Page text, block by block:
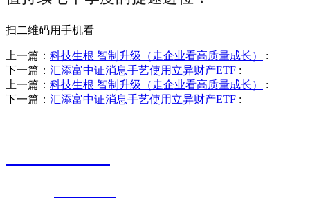
扫二维码用手机看
上一篇： 科技生根 智制升级（走企业看高质量成长）
:
下一篇： 汇添富中证消息手艺使用立异财产ETF :
上一篇： 科技生根 智制升级（走企业看高质量成长）
:
下一篇： 汇添富中证消息手艺使用立异财产ETF :